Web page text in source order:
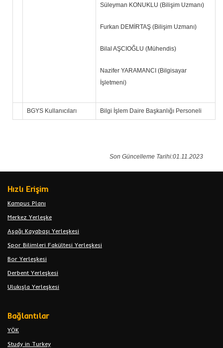
Süleyman KONUKLU (Bilişim Uzmanı)
Furkan DEMİRTAŞ (Bilişim Uzmanı)
Bilal AŞCIOĞLU (Mühendis)
Nazifer YARAMANCI (Bilgisayar
İşletmeni)
BGYS Kullanıcıları Bilgi İşlem Daire Başkanlığı Personeli
Son Güncelleme Tarihi:01.11.2023
Hızlı Erişim
Kampus Planı
Merkez Yerleşke
Aşağı Kayabaşı Yerleşkesi
Spor Bilimleri Fakültesi Yerleşkesi
Bor Yerleşkesi
Derbent Yerleşkesi
Ulukışla Yerleşkesi
Bağlantılar
YÖK
Study in Turkey